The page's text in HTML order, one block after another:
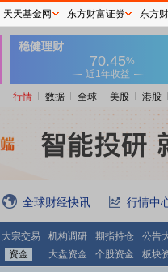
行情 数据 全球 美股 港股
全球财经快讯 行情中
大宗交易 机构调研 期指持仓
公告
资金 大盘资金 个股资金 板块
天天基金网 东方财富证券 东方